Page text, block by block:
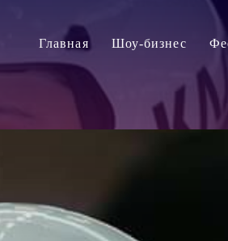
Главная Шоу-бизнес